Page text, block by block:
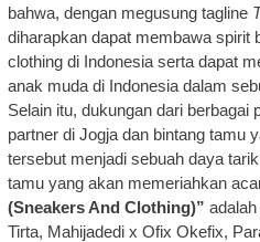
bahwa, dengan megusung tagline
diharapkan dapat membawa spirit
clothing di Indonesia serta dapat
anak muda di Indonesia dalam
Selain itu, dukungan dari berbagai
partner di Jogja dan bintang tamu
tersebut menjadi sebuah daya
tamu yang akan memeriahkan
(Sneakers And Clothing)”
Tirta, Mahijadedi x Ofix Okefix,